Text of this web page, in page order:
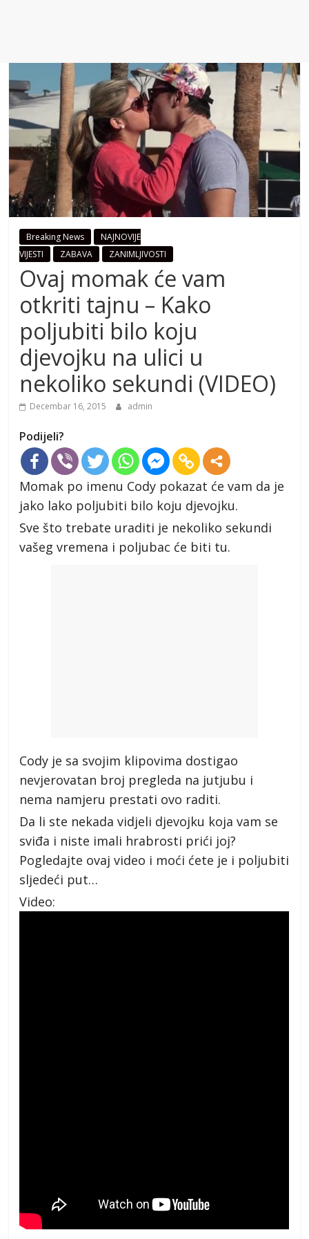
Breaking News
NAJNOVIJE
VIJESTI
ZABAVA ZANIMLJIVOSTI
Ovaj momak će vam
otkriti tajnu – Kako
poljubiti bilo koju
djevojku na ulici u
nekoliko sekundi (VIDEO)
Decembar 16, 2015 admin
Podijeli?
Momak po imenu Cody pokazat će vam da je
jako lako poljubiti bilo koju djevojku.
Sve što trebate uraditi je nekoliko sekundi
vašeg vremena i poljubac će biti tu.
Cody je sa svojim klipovima dostigao
nevjerovatan broj pregleda na jutjubu i
nema namjeru prestati ovo raditi.
Da li ste nekada vidjeli djevojku koja vam se
sviđa i niste imali hrabrosti prići joj?
Pogledajte ovaj video i moći ćete je i poljubiti
sljedeći put…
Video: